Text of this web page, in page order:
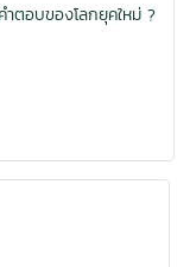
ำตอบของโลกยุคใหม่ ?